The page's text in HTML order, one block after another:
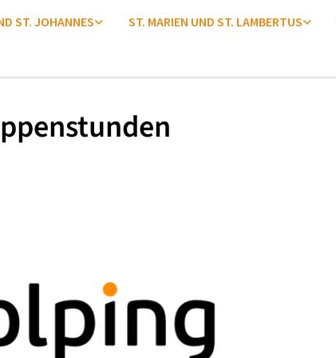
ST. JOHANNES ST. MARIEN UND ST. LAMBERTUS